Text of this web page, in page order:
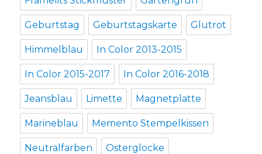
Geburtstag Geburtstagskarte Glutrot
Himmelblau In Color 2013-2015
In Color 2015-2017 In Color 2016-2018
Jeansblau Limette Magnetplatte
Marineblau Memento Stempelkissen
Neutralfarben Osterglocke